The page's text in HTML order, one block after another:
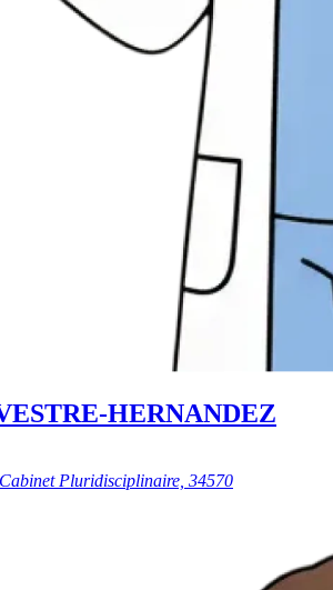
HERNANDEZ
Pluridisciplinaire, 34570